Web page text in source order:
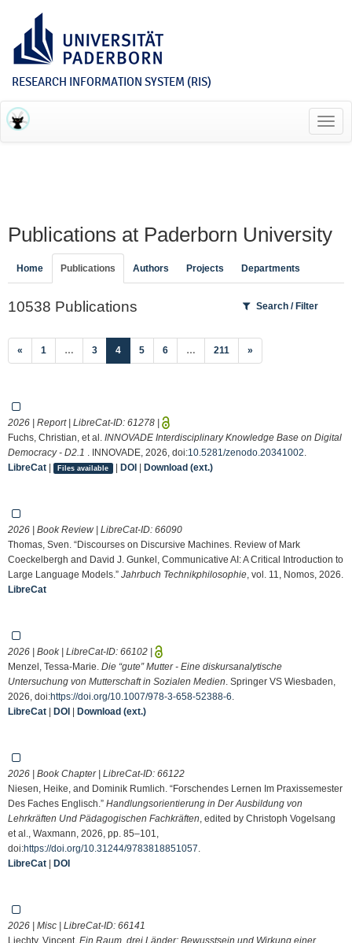
RESEARCH INFORMATION SYSTEM (RIS)
Publications at Paderborn University
Home Publications Authors Projects Departments
10538 Publications Search / Filter
« 1 … 3 4(current)
5 6 … 211 »
2026 | Report | LibreCat-ID: 61278 |
Fuchs, Christian, et al. INNOVADE Interdisciplinary Knowledge Base on Digital
Democracy - D2.1
. INNOVADE, 2026, doi:10.5281/zenodo.20341002
LibreCat | Files available | DOI| Download (ext.)
2026 | Book Review | LibreCat-ID: 66090
Thomas, Sven. “Discourses on Discursive Machines. Review of Mark
Coeckelbergh and David J. Gunkel, Communicative AI: A Critical Introduction to
Large Language Models.” Jahrbuch Technikphilosophie , vol. 11, Nomos, 2026.
LibreCat
2026 | Book | LibreCat-ID: 66102 |
Menzel, Tessa-Marie. Die “gute” Mutter - Eine diskursanalytische
Untersuchung von Mutterschaft in Sozialen Medien . Springer VS Wiesbaden,
2026, doi:https://doi.org/10.1007/978-3-658-52388-6
LibreCat | DOI | Download (ext.)
2026 | Book Chapter | LibreCat-ID: 66122
Niesen, Heike, and Dominik Rumlich. “Forschendes Lernen Im Praxissemester
Des Faches Englisch.” Handlungsorientierung in Der Ausbildung von
Lehrkräften Und Pädagogischen Fachkräften , edited by Christoph Vogelsang
et al., Waxmann, 2026, pp. 85–101,
doi:https://doi.org/10.31244/9783818851057
LibreCat | DOI
2026 | Misc | LibreCat-ID: 66141
Liechty, Vincent. Ein Raum, drei Länder: Bewusstsein und Wirkung einer